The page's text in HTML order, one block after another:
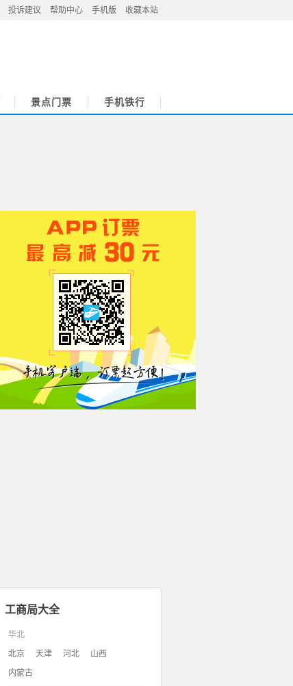
投诉建议 帮助中心 手机版 收藏本站
景点门票 手机铁行
工商局大全
华北
北京
天津 河北
山西
内蒙古